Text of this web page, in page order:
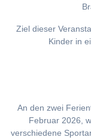
Ziel dieser
Kinder in
An den zwei
Februar 2026,
verschiedene